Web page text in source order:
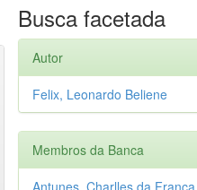
Busca facetada
Autor
Felix, Leonardo Beliene
Membros da Banca
Antunes, Charlles da França